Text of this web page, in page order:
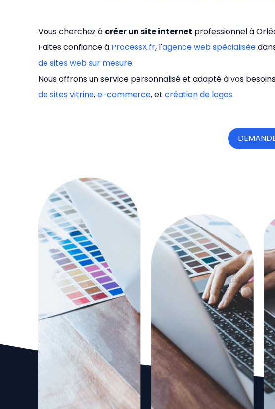
Vous cherchez à créer un site internet professionnel à
Faites confiance à ProcessX.fr, l'agence web spécialisée
de sites web sur mesure.
Nous offrons un service personnalisé et adapté à vos
de sites vitrine,e-commerce, et création de logos.